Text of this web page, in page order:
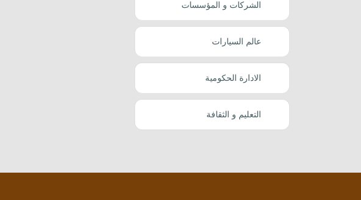
الشركات و المؤسسات
عالم السيارات
الادارة الحكومية
التعليم و الثقافة